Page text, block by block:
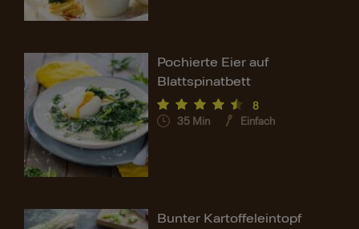
Pochierte Eier auf
Blattspinatbett
8
35 Min Einfach
Bunter Kartoffeleintopf